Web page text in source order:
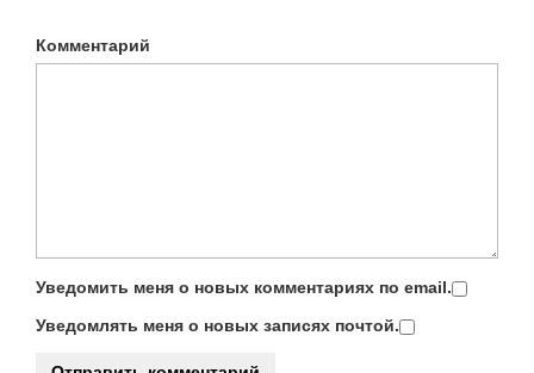
Комментарий
Уведомить меня о новых комментариях по email.
Уведомлять меня о новых записях почтой.